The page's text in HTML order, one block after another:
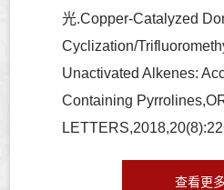
光.Copper-Catalyzed
Cyclization/
Unactivated Alkenes:
Containing
查看更